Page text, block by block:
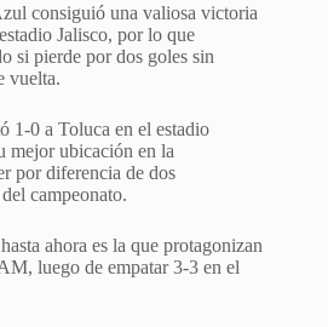
consiguió una valiosa victoria
Jalisco, por lo que
si pierde por dos goles sin
vuelta.
1-0 a Toluca en el estadio
mejor ubicación en la
por diferencia de dos
campeonato.
ahora es la que protagonizan
luego de empatar 3-3 en el